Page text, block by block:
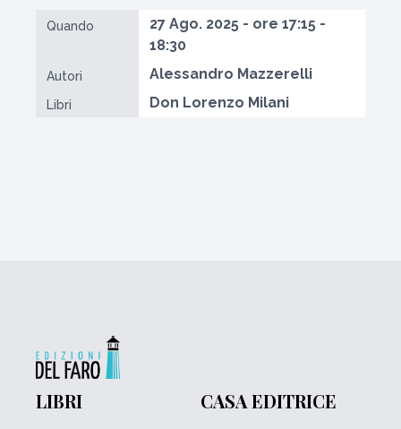
Quando
27 Ago. 2025 - ore 17:15 -
18:30
Autori Alessandro Mazzerelli
Libri Don Lorenzo Milani
LIBRI CASA EDITRICE